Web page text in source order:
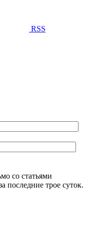
RSS
со статьями
последние трое суток.